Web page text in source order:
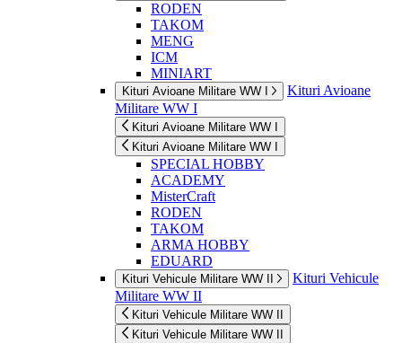
RODEN
TAKOM
MENG
ICM
MINIART
Kituri Avioane Militare WW I
Kituri Avioane
Militare WW I
Kituri Avioane Militare WW I
Kituri Avioane Militare WW I
SPECIAL HOBBY
ACADEMY
MisterCraft
RODEN
TAKOM
ARMA HOBBY
EDUARD
Kituri Vehicule Militare WW II
Kituri Vehicule
Militare WW II
Kituri Vehicule Militare WW II
Kituri Vehicule Militare WW II